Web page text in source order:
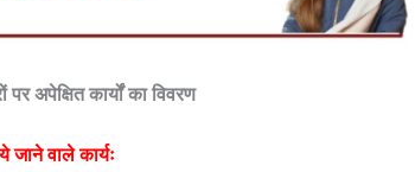
पर अपेक्षित कार्यों का विवरण
जाने वाले कार्यः